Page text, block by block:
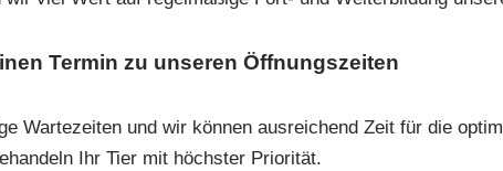
Termin zu unseren Öffnungszeiten
Wartezeiten und wir können ausreichend Zeit für die
Ihr Tier mit höchster Priorität.